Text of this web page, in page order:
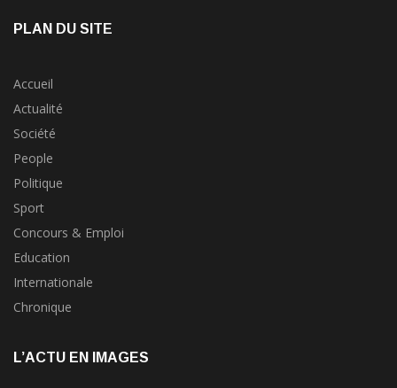
PLAN DU SITE
Accueil
Actualité
Société
People
Politique
Sport
Concours & Emploi
Education
Internationale
Chronique
L’ACTU EN IMAGES